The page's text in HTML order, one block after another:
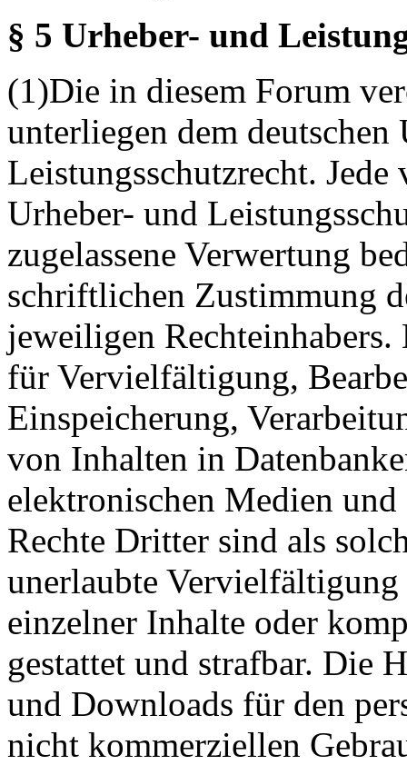
§ 5 Urheber- und
(1)Die in diesem Forum
unterliegen dem deutschen
Leistungsschutzrecht. Jede
Urheber- und
zugelassene Verwertung
schriftlichen Zustimmung
jeweiligen
für Vervielfältigung,
Einspeicherung,
von Inhalten in
elektronischen Medien
Rechte Dritter sind als
unerlaubte Vervielfältigung
einzelner Inhalte oder
gestattet und strafbar. Die
und Downloads für den
nicht kommerziellen